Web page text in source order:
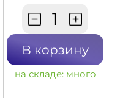
В корзину
на складе: много